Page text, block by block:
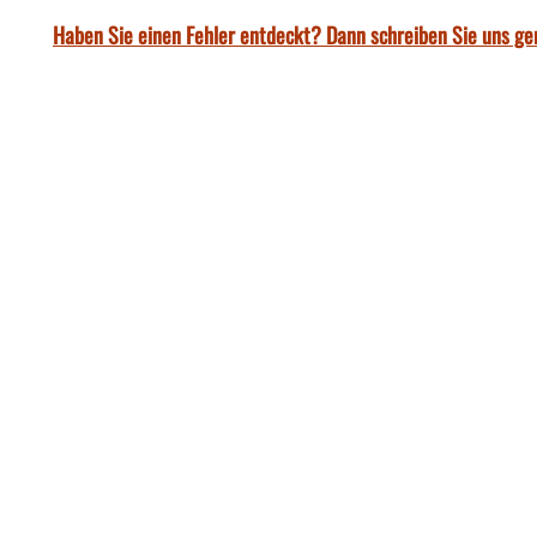
Haben Sie einen Fehler entdeckt? Dann schreiben Sie uns